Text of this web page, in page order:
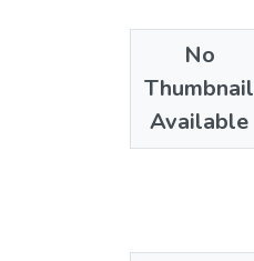
No
Thumbnail
Available